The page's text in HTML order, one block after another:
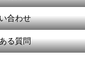
合わせ
る質問